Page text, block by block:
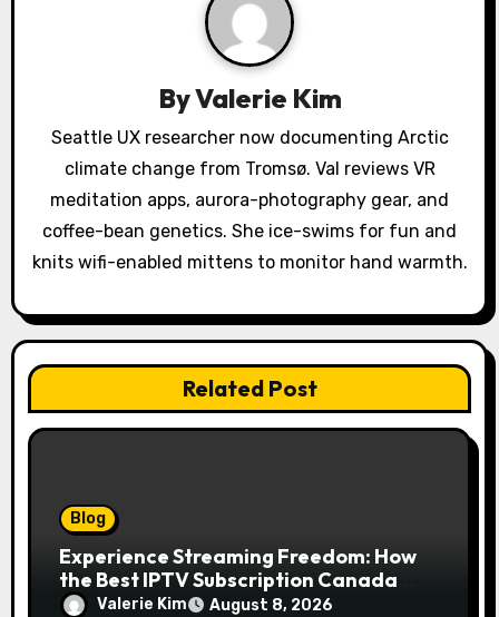
o
ByValerie Kim
Seattle UX researcher now documenting Arctic
climate change from Tromsø. Val reviews VR
meditation apps, aurora-photography gear, and
coffee-bean genetics. She ice-swims for fun and
knits wifi-enabled mittens to monitor hand warmth.
Related Post
Blog
Experience Streaming Freedom: How
the Best IPTV Subscription Canada
Redefines Home Entertainment
Valerie Kim August 8, 2026